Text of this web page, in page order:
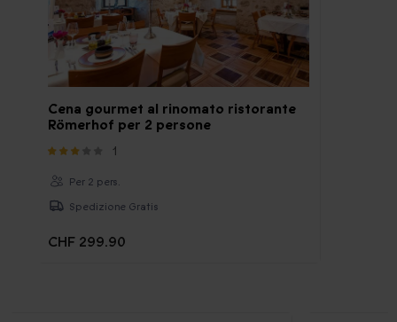
Cena gourmet al rinomato ristorante
Römerhof per 2 persone
1
Per 2 pers.
Spedizione Gratis
CHF 299.90